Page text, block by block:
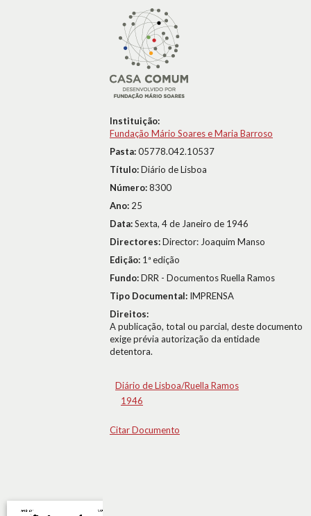
Instituição:
Fundação Mário Soares e Maria Barroso
Pasta:05778.042.10537
Título:Diário de Lisboa
Número:8300
Ano: 25
Data:Sexta, 4 de Janeiro de 1946
Directores:Director: Joaquim Manso
Edição: 1ª edição
Fundo:DRR - Documentos Ruella Ramos
Tipo Documental: IMPRENSA
Direitos:
A publicação, total ou parcial, deste documento
exige prévia autorização da entidade
detentora.
Diário de Lisboa/Ruella Ramos
1946
Citar Documento